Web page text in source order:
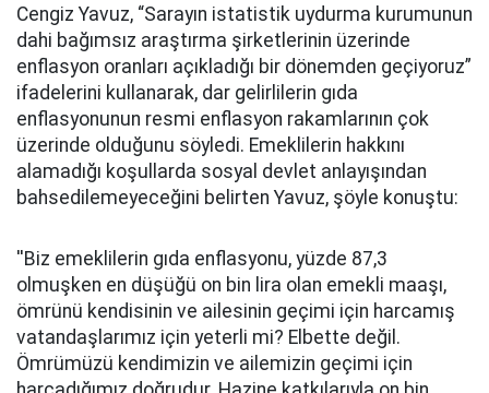
Cengiz Yavuz, “Sarayın istatistik uydurma kurumunun
dahi bağımsız araştırma şirketlerinin üzerinde
enflasyon oranları açıkladığı bir dönemden geçiyoruz”
ifadelerini kullanarak, dar gelirlilerin gıda
enflasyonunun resmi enflasyon rakamlarının çok
üzerinde olduğunu söyledi. Emeklilerin hakkını
alamadığı koşullarda sosyal devlet anlayışından
bahsedilemeyeceğini belirten Yavuz, şöyle konuştu:
''Biz emeklilerin gıda enflasyonu, yüzde 87,3
olmuşken en düşüğü on bin lira olan emekli maaşı,
ömrünü kendisinin ve ailesinin geçimi için harcamış
vatandaşlarımız için yeterli mi? Elbette değil.
Ömrümüzü kendimizin ve ailemizin geçimi için